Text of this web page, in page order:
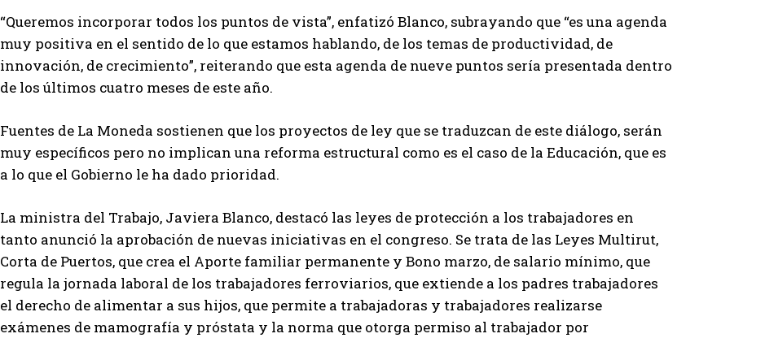
“Queremos incorporar todos los puntos de vista”, enfatizó Blanco, subrayando que “es una agenda
muy positiva en el sentido de lo que estamos hablando, de los temas de productividad, de
innovación, de crecimiento”, reiterando que esta agenda de nueve puntos sería presentada dentro
de los últimos cuatro meses de este año.
Fuentes de La Moneda sostienen que los proyectos de ley que se traduzcan de este diálogo, serán
muy específicos pero no implican una reforma estructural como es el caso de la Educación, que es
a lo que el Gobierno le ha dado prioridad.
La ministra del Trabajo, Javiera Blanco, destacó las leyes de protección a los trabajadores en
tanto anunció la aprobación de nuevas iniciativas en el congreso. Se trata de las Leyes Multirut,
Corta de Puertos, que crea el Aporte familiar permanente y Bono marzo, de salario mínimo, que
regula la jornada laboral de los trabajadores ferroviarios, que extiende a los padres trabajadores
el derecho de alimentar a sus hijos, que permite a trabajadoras y trabajadores realizarse
exámenes de mamografía y próstata y la norma que otorga permiso al trabajador por